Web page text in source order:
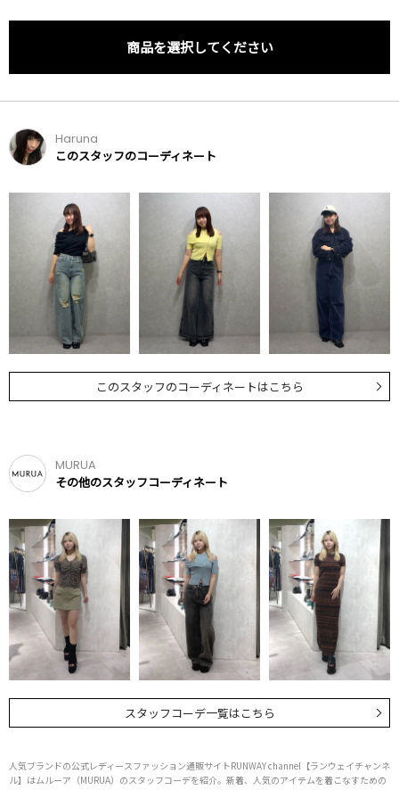
商品を選択してください
Haruna
このスタッフのコーディネート
このスタッフのコーディネートはこちら
MURUA
その他のスタッフコーディネート
スタッフコーデ一覧はこちら
人気ブランドの公式レディースファッション通販サイトRUNWAY channel【ランウェイチャンネ
ル】はムルーア（MURUA）のスタッフコーデを紹介。新着、人気のアイテムを着こなすための